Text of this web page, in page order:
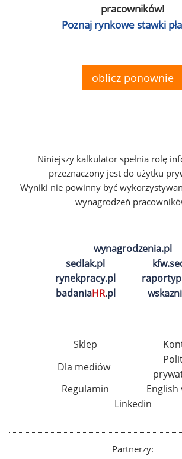
pracowników!
Poznaj rynkowe stawki
oblicz ponownie
Niniejszy kalkulator spełnia rolę
przeznaczony jest do użytku
Wyniki nie powinny być
wynagrodzeń
wynagrodzenia.pl
sedlak.pl
rynekpracy.pl
badaniaHR.pl
Sklep
Dla mediów
Regulamin
English
Linkedin
Partnerzy: